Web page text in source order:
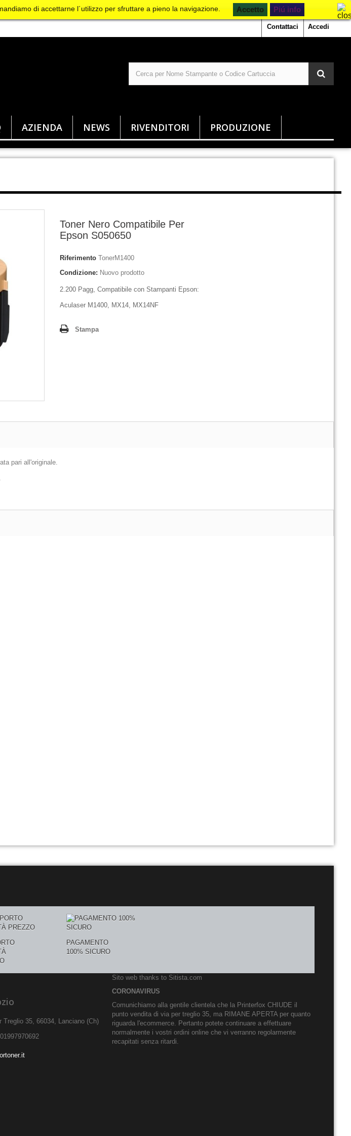
Accedi
Contattaci
AZIENDA NEWS RIVENDITORI PRODUZIONE
di accettarne l´utilizzo per sfruttare a pieno la navigazione. Piú info
Toner Nero Compatibile Per
Epson S050650
Riferimento TonerM1400
Condizione: Nuovo prodotto
2.200 Pagg, Compatibile con Stampanti Epson:
Aculaser M1400, MX14, MX14NF
Stampa
pari all'originale.
PAGAMENTO
100% SICURO
Treglio 35, 66034, Lanciano (Ch)
Sito web thanks to Sitista.com
CORONAVIRUS
Comunichiamo alla gentile clientela che la Printerfox CHIUDE il
punto vendita di via per treglio 35, ma RIMANE APERTA per quanto
riguarda l'ecommerce. Pertanto potete continuare a effettuare
normalmente i vostri ordini online che vi verranno regolarmente
recapitati senza ritardi.